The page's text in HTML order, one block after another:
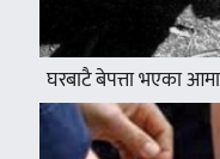
घरबाटै बेपत्ता भएका